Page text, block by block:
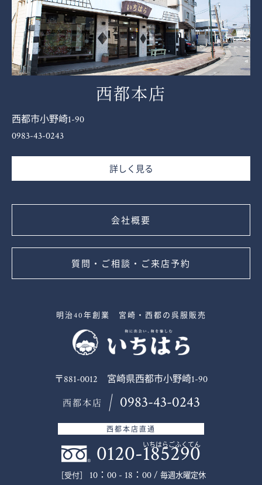
西都本店
西都市小野崎1-90
0983-43-0243
詳しく見る
会社概要
質問・ご相談・ご来店予約
明治40年創業 宮崎・西都の呉服販売
〒881-0012 宮崎県西都市小野崎1-90
西都本店 0983-43-0243
西都本店直通
0120-185290
いちはらごふくてん
［受付］ 10：00 - 18：00 / 毎週水曜定休